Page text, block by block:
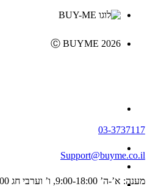
Ⓒ BUYME 2026
03-3737117
Support@buyme.co.il
מענה: א’-ה’ 9:00-18:00, ו’ וערבי חג 9:00-13:00